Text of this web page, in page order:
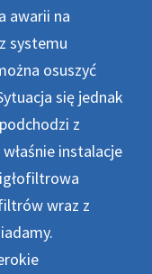
awarii na
systemu
osuszyć
się jednak
z
instalacje
wraz z